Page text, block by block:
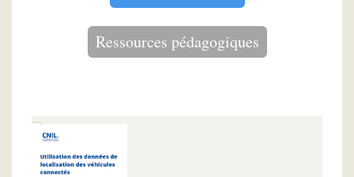
Ressources pédagogiques